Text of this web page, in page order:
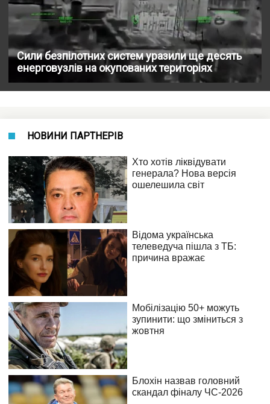
Сили безпілотних систем уразили ще десять
енерговузлів на окупованих територіях
НОВИНИ ПАРТНЕРІВ